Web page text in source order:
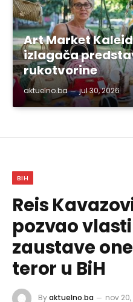
Art Market
izlagača
rukotvorine
aktuelno.ba jul 30, 2026
BIH
Reis
pozvao
zaustave
teror u BiH
Byaktuelno.ba nov 20,